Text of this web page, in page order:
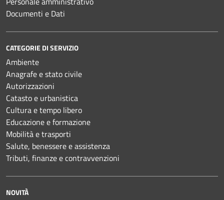
Documenti e Dati
CATEGORIE DI SERVIZIO
Ambiente
Anagrafe e stato civile
Autorizzazioni
Catasto e urbanistica
Cultura e tempo libero
Educazione e formazione
Mobilità e trasporti
Salute, benessere e assistenza
Tributi, finanze e contravvenzioni
NOVITÀ